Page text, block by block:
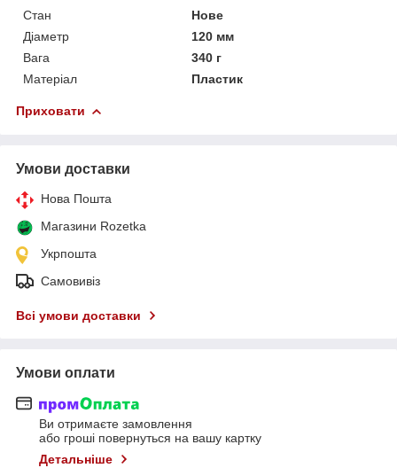
Стан
Нове
Діаметр
120 мм
Вага
340 г
Матеріал
Пластик
Приховати
Умови доставки
Нова Пошта
Магазини Rozetka
Укрпошта
Самовивіз
Всі умови доставки
Умови оплати
Ви отримаєте замовлення
або гроші повернуться на вашу картку
Детальніше